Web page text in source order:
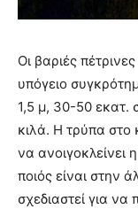
Οι βαριές
υπόγειο
1,5 μ, 30-50 εκατ.
κιλά. Η τρύπα στο
να ανοιγοκλείνει
ποιός είναι στην
σχεδιαστεί για